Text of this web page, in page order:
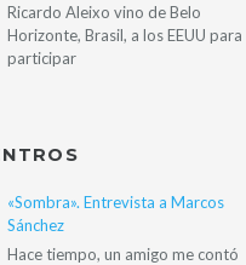
Ricardo Aleixo vino de Belo
Horizonte, Brasil, a los EEUU para
participar
«Sombra». Entrevista a Marcos
Sánchez
Hace tiempo, un amigo me contó